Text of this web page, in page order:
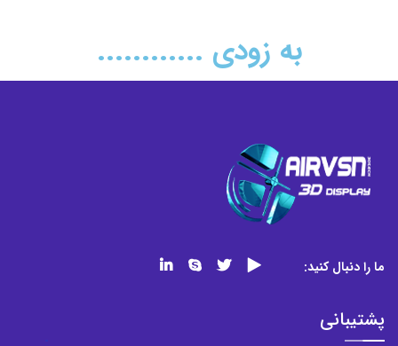
به زودی ............
ما را دنبال کنید:
پشتیبانی